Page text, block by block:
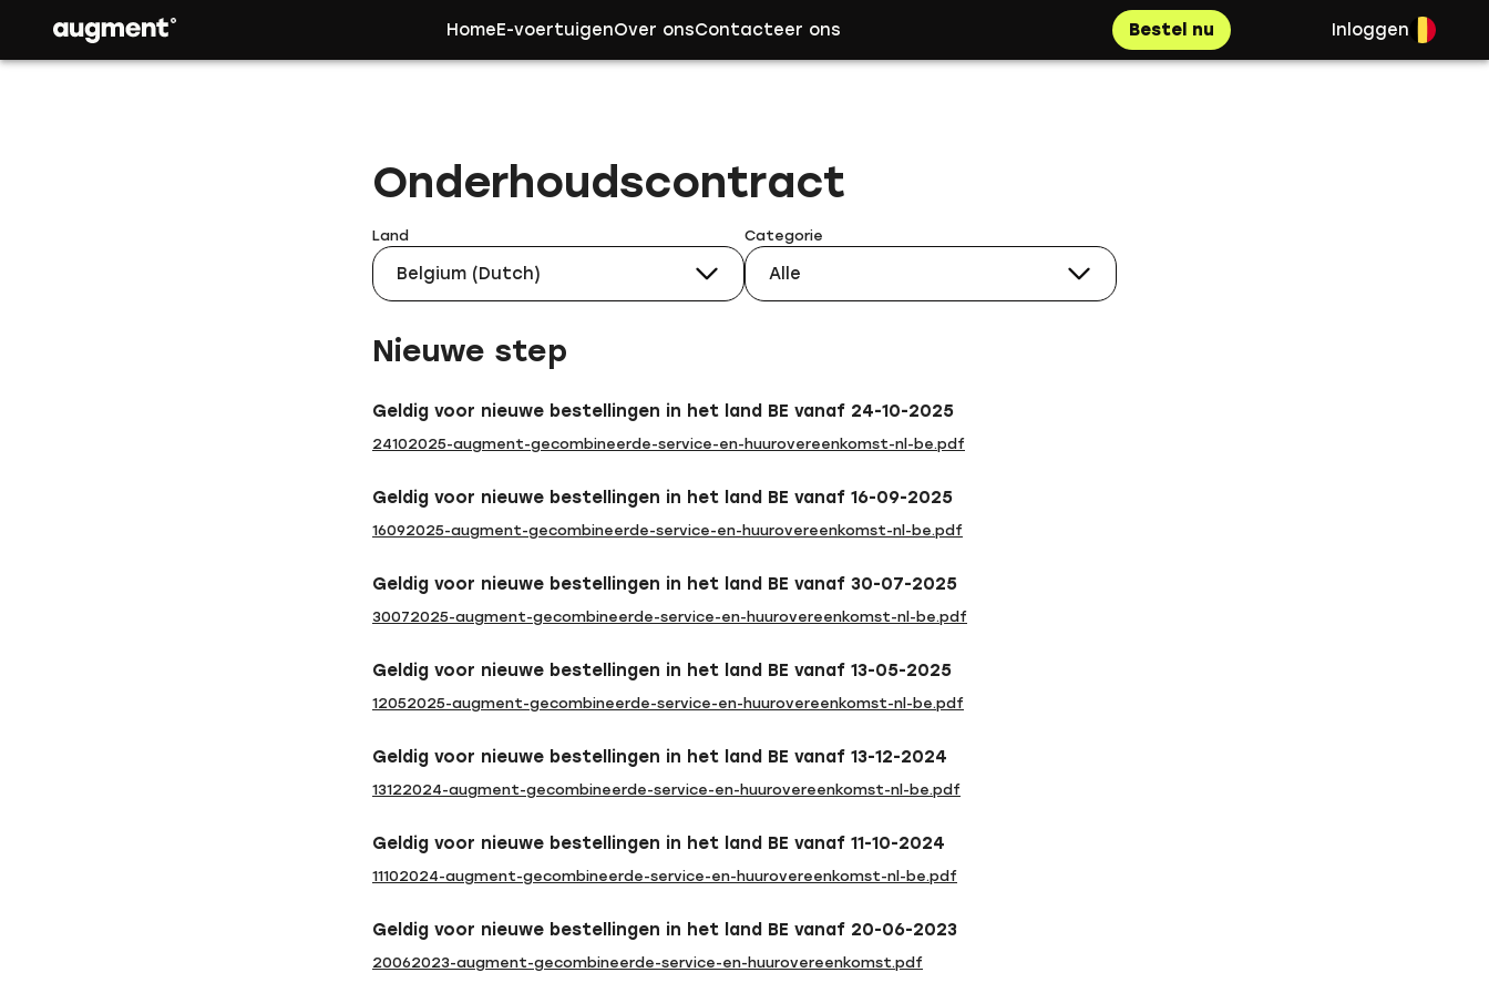
HomeE-voertuigenOver onsContacteer ons Bestel nu Inloggen
Onderhoudscontract
Land
Belgium (Dutch)
Categorie
Alle
Nieuwe step
Geldig voor nieuwe bestellingen in het land BE vanaf 24-10-2025
24102025-augment-gecombineerde-service-en-huurovereenkomst-nl-be.pdf
Geldig voor nieuwe bestellingen in het land BE vanaf 16-09-2025
16092025-augment-gecombineerde-service-en-huurovereenkomst-nl-be.pdf
Geldig voor nieuwe bestellingen in het land BE vanaf 30-07-2025
30072025-augment-gecombineerde-service-en-huurovereenkomst-nl-be.pdf
Geldig voor nieuwe bestellingen in het land BE vanaf 13-05-2025
12052025-augment-gecombineerde-service-en-huurovereenkomst-nl-be.pdf
Geldig voor nieuwe bestellingen in het land BE vanaf 13-12-2024
13122024-augment-gecombineerde-service-en-huurovereenkomst-nl-be.pdf
Geldig voor nieuwe bestellingen in het land BE vanaf 11-10-2024
11102024-augment-gecombineerde-service-en-huurovereenkomst-nl-be.pdf
Geldig voor nieuwe bestellingen in het land BE vanaf 20-06-2023
20062023-augment-gecombineerde-service-en-huurovereenkomst.pdf